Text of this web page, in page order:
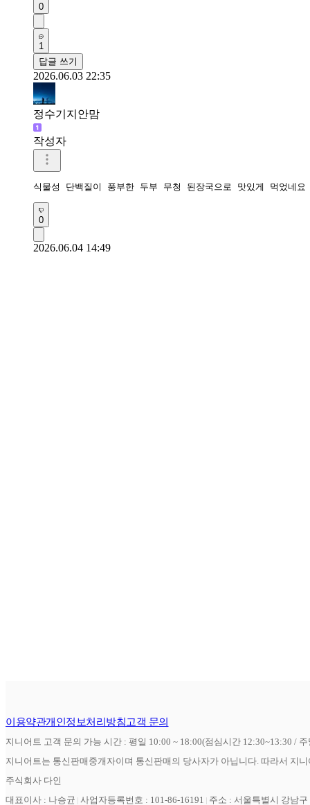
0
1
답글 쓰기
2026.06.03 22:35
정수기지안맘
작성자
식물성 단백질이 풍부한 두부 무청 된장국으로 맛있게 먹었네
0
2026.06.04 14:49
이용약관개인정보처리방침고객 문의
지니어트 고객 문의 가능 시간 : 평일 10:00 ~ 18:00(점심시간 12:30~13:30 /
지니어트는 통신판매중개자이며 통신판매의 당사자가 아닙니다. 따라서 지
주식회사 다인
대표이사 : 나승균 사업자등록번호 : 101-86-16191 주소 : 서울특별시 강남